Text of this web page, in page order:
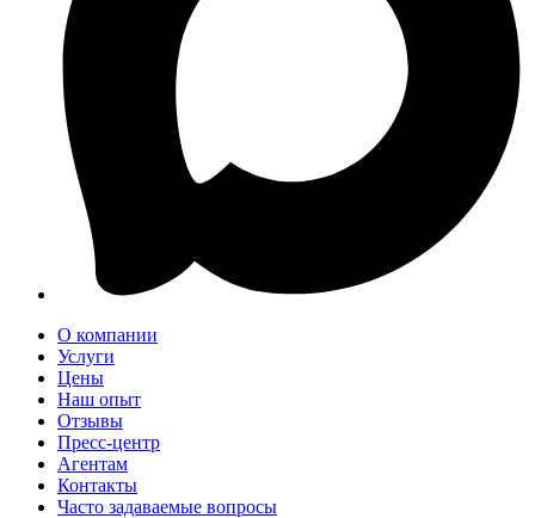
О компании
Услуги
Цены
Наш опыт
Отзывы
Пресс-центр
Агентам
Контакты
Часто задаваемые вопросы